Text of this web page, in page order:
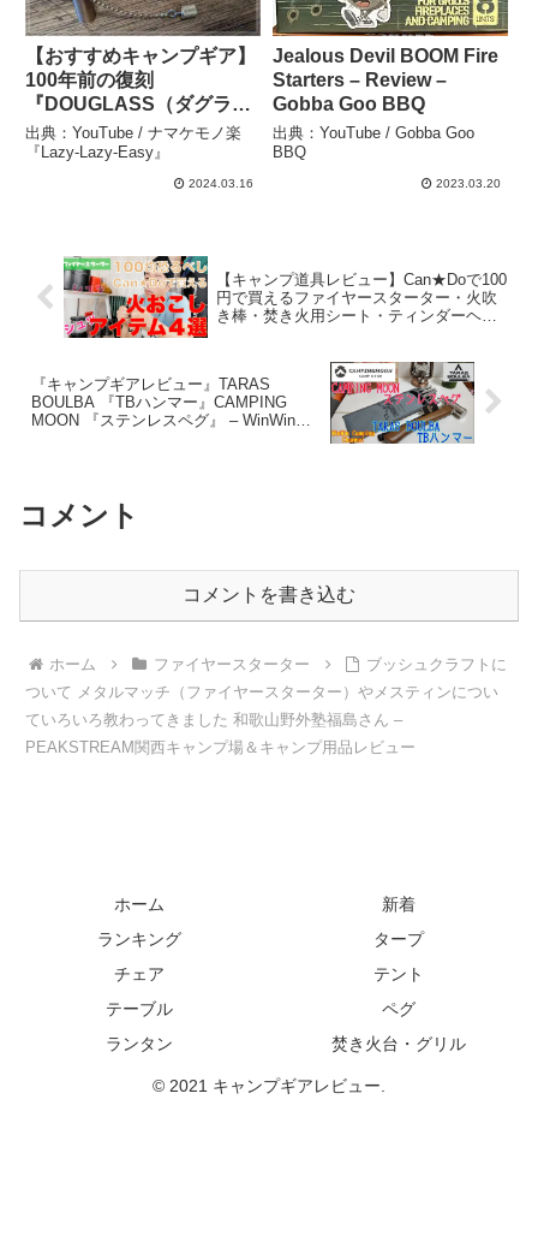
【おすすめキャンプギア】
100年前の復刻
『DOUGLASS（ダグラ
ス）ライター』 – ナマケモ
ノ楽『Lazy-Lazy-Easy』
出典：YouTube / ナマケモノ楽
『Lazy-Lazy-Easy』
2024.03.16
Jealous Devil BOOM Fire
Starters – Review –
Gobba Goo BBQ
出典：YouTube / Gobba Goo
BBQ
2023.03.20
【キャンプ道具レビュー】Can★Doで100
円で買えるファイヤースターター・火吹
き棒・焚き火用シート・ティンダーヘン
『キャンプギアレビュー』TARAS
BOULBA 『TBハンマー』CAMPING
MOON 『ステンレスペグ』 – WinWin
コメント
コメントを書き込む
ホーム ファイヤースターター
ブッシュクラフトに
ついて メタルマッチ（ファイヤースターター）やメスティンについ
ていろいろ教わってきました 和歌山野外塾福島さん –
PEAKSTREAM関西キャンプ場＆キャンプ用品レビュー
ホーム
新着
ランキング
タープ
チェア
テント
テーブル
ペグ
ランタン
焚き火台・グリル
© 2021 キャンプギアレビュー.